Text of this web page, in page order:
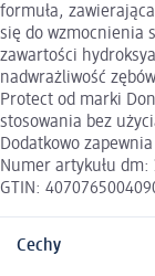
formuła,
się do wzmocnienia
zawartości
nadwrażliwość
Protect od marki
stosowania bez
Dodatkowo
Numer artykułu dm:
GTIN:
Cechy